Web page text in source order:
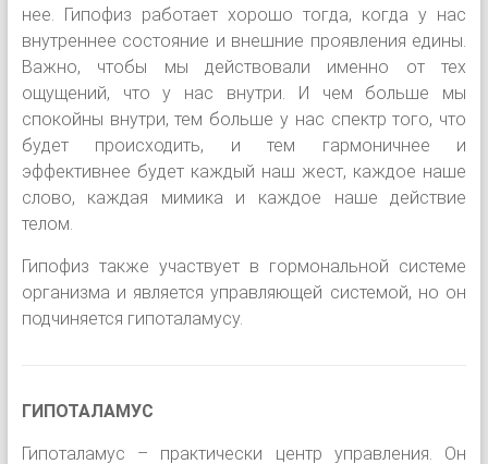
нее. Гипофиз работает хорошо тогда, когда у нас
внутреннее состояние и внешние проявления едины.
Важно, чтобы мы действовали именно от тех
ощущений, что у нас внутри. И чем больше мы
спокойны внутри, тем больше у нас спектр того, что
будет происходить, и тем гармоничнее и
эффективнее будет каждый наш жест, каждое наше
слово, каждая мимика и каждое наше действие
телом.
Гипофиз также участвует в гормональной системе
организма и является управляющей системой, но он
подчиняется гипоталамусу.
ГИПОТАЛАМУС
Гипоталамус – практически центр управления. Он